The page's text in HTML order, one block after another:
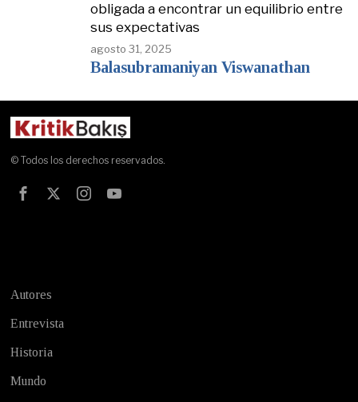
obligada a encontrar un equilibrio entre
sus expectativas
agosto 31, 2025
Balasubramaniyan Viswanathan
© Todos los derechos reservados.
Autores
Entrevista
Historia
Mundo